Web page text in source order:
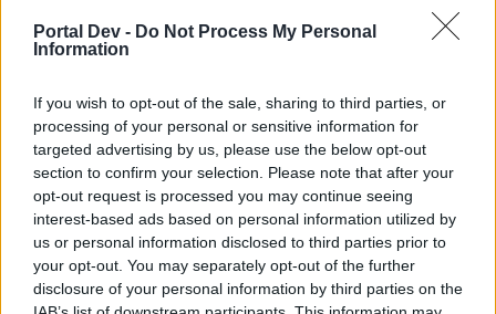
Portal Dev - Do Not Process My Personal
Information
If you wish to opt-out of the sale, sharing to third parties, or
processing of your personal or sensitive information for
targeted advertising by us, please use the below opt-out
section to confirm your selection. Please note that after your
opt-out request is processed you may continue seeing
interest-based ads based on personal information utilized by
us or personal information disclosed to third parties prior to
your opt-out. You may separately opt-out of the further
disclosure of your personal information by third parties on the
Titel Sidste besked
Svar:
1 19 Juni 2026
Gårdpokal feedbacktråd
MOD-Ara
Nabogaver opdatering feedbacktråd
Grønært
Svar:
1 24 April 2026
Farmerhjul opdatering feedbacktråd
MOD-Ara
Svar:
3 12 Januar 2026